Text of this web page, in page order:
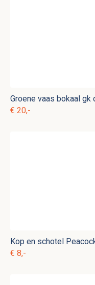
Groene vaas bokaal gk
€ 20,-
€ 8,-